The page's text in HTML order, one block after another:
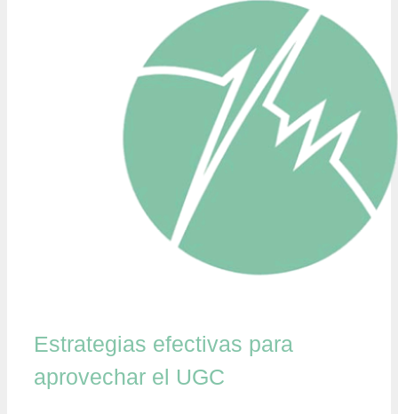
Estrategias efectivas para
aprovechar el UGC